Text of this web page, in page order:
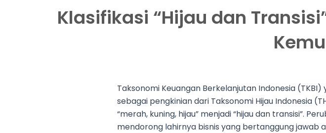
Klasifikasi “Hijau dan
Taksonomi Keuangan Berkelanjutan Indonesia
sebagai pengkinian dari Taksonomi Hijau Indonesia
“merah, kuning, hijau” menjadi “hijau dan transisi”.
mendorong lahirnya bisnis yang bertanggung jawab